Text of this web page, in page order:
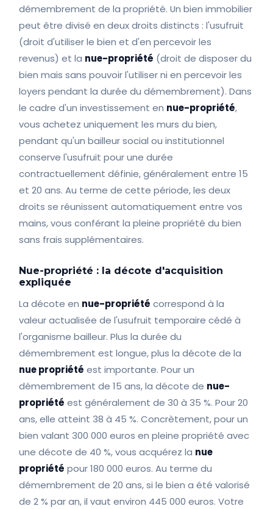
démembrement de la propriété. Un bien immobilier
peut être divisé en deux droits distincts : l'usufruit
(droit d'utiliser le bien et d'en percevoir les
revenus) et la nue-propriété (droit de disposer du
bien mais sans pouvoir l'utiliser ni en percevoir les
loyers pendant la durée du démembrement). Dans
le cadre d'un investissement en nue-propriété,
vous achetez uniquement les murs du bien,
pendant qu'un bailleur social ou institutionnel
conserve l'usufruit pour une durée
contractuellement définie, généralement entre 15
et 20 ans. Au terme de cette période, les deux
droits se réunissent automatiquement entre vos
mains, vous conférant la pleine propriété du bien
sans frais supplémentaires.
Nue-propriété : la décote d'acquisition
expliquée
La décote en nue-propriété correspond à la
valeur actualisée de l'usufruit temporaire cédé à
l'organisme bailleur. Plus la durée du
démembrement est longue, plus la décote de la
nue propriété est importante. Pour un
démembrement de 15 ans, la décote de nue-
propriété est généralement de 30 à 35 %. Pour 20
ans, elle atteint 38 à 45 %. Concrètement, pour un
bien valant 300 000 euros en pleine propriété avec
une décote de 40 %, vous acquérez la nue
propriété pour 180 000 euros. Au terme du
démembrement de 20 ans, si le bien a été valorisé
de 2 % par an, il vaut environ 445 000 euros. Votre